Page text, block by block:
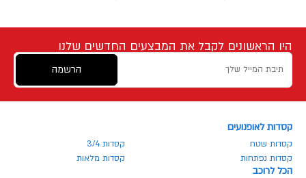
היו הראשונים לקבל את המבצעים החדשים שלנו
הרשמה
קסדות לאופנועים
קסדות שטח
קסדות 3/4
קסדות נפתחות
קסדות מלאות
הכל לרוכב